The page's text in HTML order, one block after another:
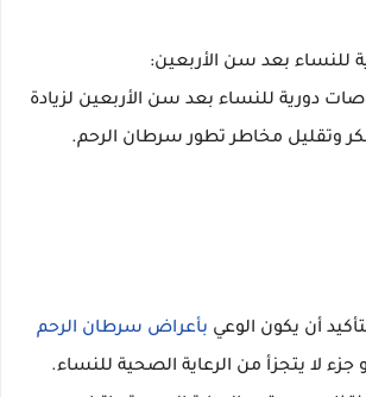
للنساء بعد سن الأربعين:
دورية للنساء بعد سن الأربعين لزيادة
وتقليل مخاطر تطور سرطان الرحم.
أن يكون الوعي بأعراض سرطان الرحم
لا يتجزأ من الرعاية الصحية للنساء.